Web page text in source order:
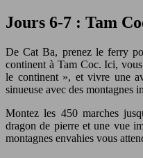
Jours 6-7 : Tam
De Cat Ba, prenez le ferry
continent à Tam Coc. Ici,
le continent », et vivre une
sinueuse avec des montagnes
Montez les 450 marches
dragon de pierre et une vue
montagnes envahies vous